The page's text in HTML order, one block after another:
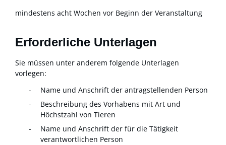
mindestens acht Wochen vor Beginn der Veranstaltung
Erforderliche Unterlagen
Sie müssen unter anderem folgende Unterlagen
vorlegen:
Name und Anschrift der antragstellenden Person
Beschreibung des Vorhabens mit Art und
Höchstzahl von Tieren
Name und Anschrift der für die Tätigkeit
verantwortlichen Person